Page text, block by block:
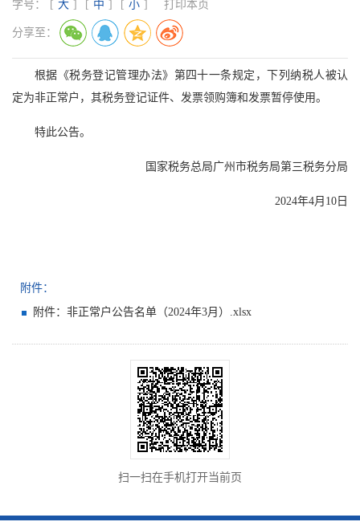
字号：
[ 大 ] [ 中 ] [ 小 ] 打印本页
分享至：
根据《税务登记管理办法》第四十一条规定，下列纳税人被认
定为非正常户，其税务登记证件、发票领购簿和发票暂停使用。
特此公告。
国家税务总局广州市税务局第三税务分局
2024年4月10日
附件：
附件：非正常户公告名单（2024年3月）.xlsx
扫一扫在手机打开当前页